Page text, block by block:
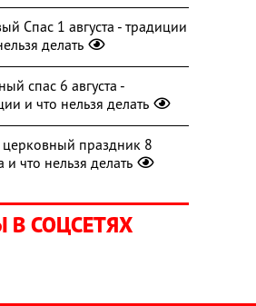
Спас 1 августа - традиции
делать
спас 6 августа -
и что нельзя делать
праздник 8
и что нельзя делать
В СОЦСЕТЯХ